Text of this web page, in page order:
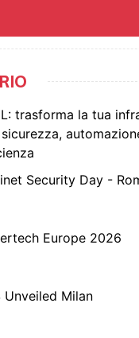
trasforma la tua
Security Day -
Europe 2026
Unveiled Milan